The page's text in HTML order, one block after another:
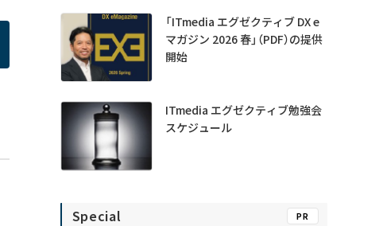
「ITmedia エグゼクティブ DX e
マガジン 2026 春」（PDF）の提供
開始
ITmedia エグゼクティブ勉強会
スケジュール
Special PR